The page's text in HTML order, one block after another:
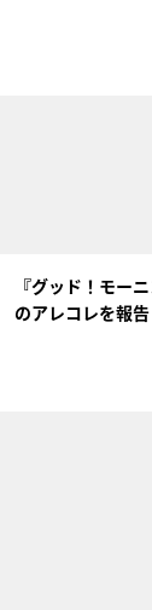
『グッド！モー
のアレコレを報